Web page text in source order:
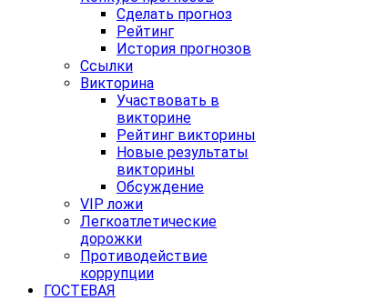
Сделать прогноз
Рейтинг
История прогнозов
Ссылки
Викторина
Участвовать в
викторине
Рейтинг викторины
Новые результаты
викторины
Обсуждение
VIP ложи
Легкоатлетические
дорожки
Противодействие
коррупции
ГОСТЕВАЯ